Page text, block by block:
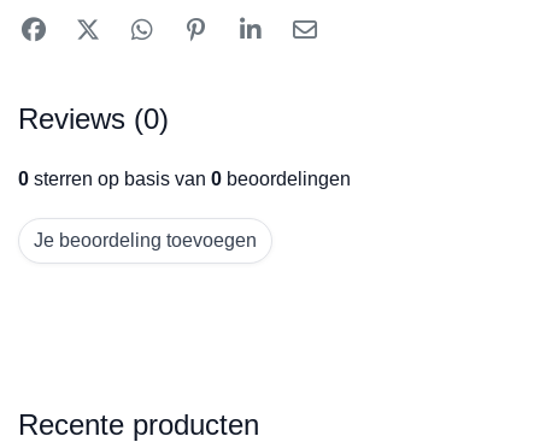
Reviews (0)
0 sterren op basis van 0 beoordelingen
Je beoordeling toevoegen
Recente producten